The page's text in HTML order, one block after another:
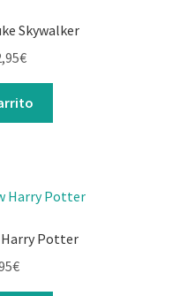
Skywalker
€
Harry Potter
€